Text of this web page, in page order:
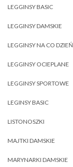
LEGGINSY BASIC
LEGGINSY DAMSKIE
LEGGINSY NA CO DZIEŃ
LEGGINSY OCIEPLANE
LEGGINSY SPORTOWE
LEGINSY BASIC
LISTONOSZKI
MAJTKI DAMSKIE
MARYNARKI DAMSKIE